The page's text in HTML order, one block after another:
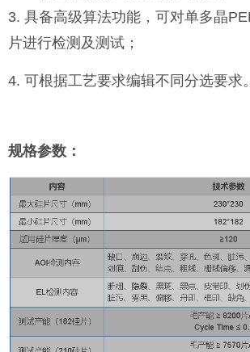
3. 具备高级算法功能，可对单多晶
片进行检测及测试；
4. 可根据工艺要求编辑不同分选要求。
规格参数：